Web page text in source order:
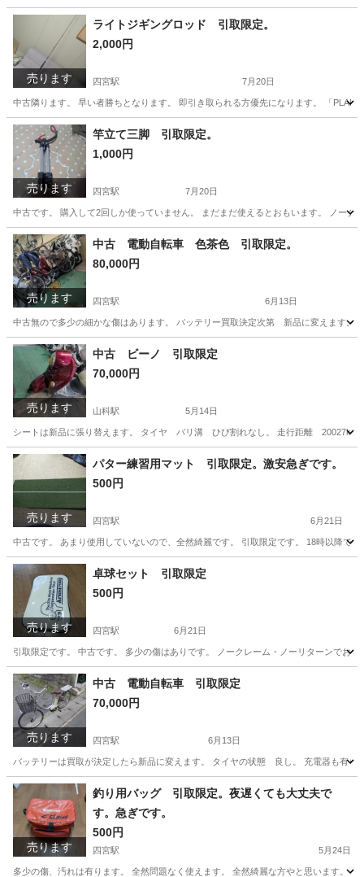
京都 京都市 四宮駅 その他 安全帯
売ります
ライトジギングロッド 引取限定。
2,000円
四宮駅 7月20日
中古隣ります。 早い者勝ちとなります。 即引き取られる方優先になります。 「
京都 京都市 四宮駅 その他 ライトジギングロッド
売ります
竿立て三脚 引取限定。
1,000円
四宮駅 7月20日
中古です。 購入して2回しか使っていません。 まだまだ使えるとおもいます。 ノーク
京都 京都市 四宮駅 その他
売ります
中古 電動自転車 色茶色 引取限定。
80,000円
四宮駅 6月13日
中古無ので多少の細かな傷はあります。 バッテリー買取決定次第 新品に変えます
京都 京都市 四宮駅 電動アシスト自転車
売ります
中古 ビーノ 引取限定
70,000円
山科駅 5月14日
シートは新品に張り替えます。 タイヤ バリ溝 ひび割れなし。 走行距離 20027km
京都 京都市 山科駅 ヤマハ ひび割れ
売ります
パター練習用マット 引取限定。激安急ぎです。
500円
四宮駅 6月21日
中古です。 あまり使用していないので、全然綺麗です。 引取限定です。 18時以降であ
京都 京都市 四宮駅 ゴルフ パター
売ります
卓球セット 引取限定
500円
四宮駅 6月21日
引取限定です。 中古です。 多少の傷はありです。 ノークレーム・ノーリターンでお願
京都 京都市 四宮駅 その他 セット
売ります
中古 電動自転車 引取限定
70,000円
四宮駅 6月13日
バッテリーは買取が決定したら新品に変えます。 タイヤの状態 良し。 充電器も有り
京都 京都市 四宮駅 電動アシスト自転車 充電器
売ります
釣り用バッグ 引取限定。夜遅くても大丈夫で
す。急ぎです。
500円
四宮駅 5月24日
多少の傷、汚れは有ります。 全然問題なく使えます。 全然綺麗な方やと思います。